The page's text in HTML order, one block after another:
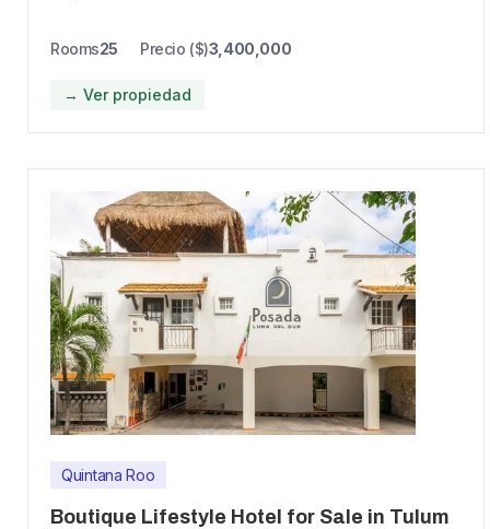
Rooms25 Precio ($)3,400,000
→ Ver propiedad
Quintana Roo
Boutique Lifestyle Hotel for Sale in Tulum